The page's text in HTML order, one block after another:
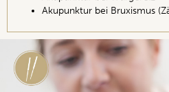
Akupunktur bei Bruxismus